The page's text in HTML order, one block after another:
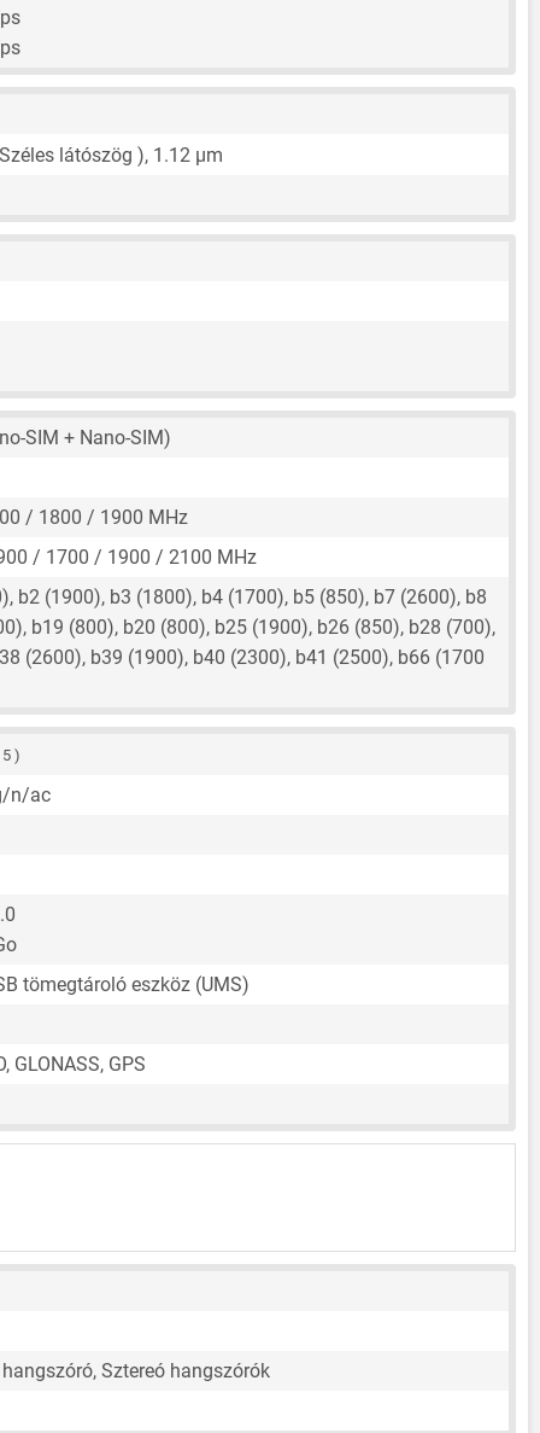
látószög ), 1.12 μm
SIM + Nano-SIM)
/ 1800 / 1900 MHz
/ 1700 / 1900 / 2100 MHz
b2 (1900), b3 (1800), b4 (1700), b5 (850), b7 (2600), b8
b19 (800), b20 (800), b25 (1900), b26 (850), b28 (700),
(2600), b39 (1900), b40 (2300), b41 (2500), b66 (1700
)
n/ac
tömegtároló eszköz (UMS)
GLONASS, GPS
Sztereó hangszórók